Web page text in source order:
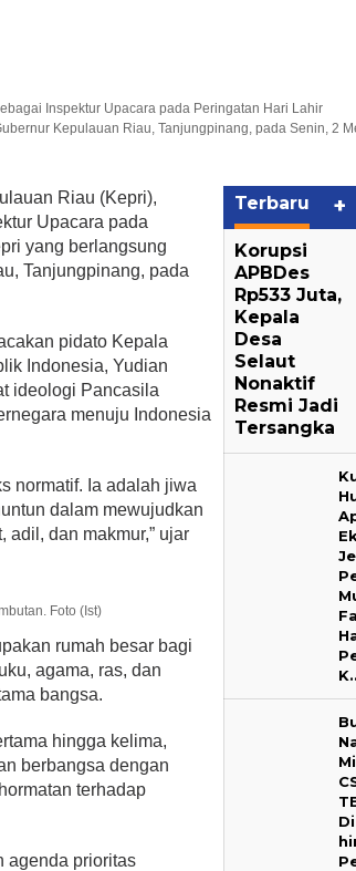
Inspektur Upacara pada Peringatan Hari Lahir
Kepulauan Riau, Tanjungpinang, pada Senin, 2
Riau (Kepri),
Upacara pada
yang berlangsung
Tanjungpinang, pada
pidato Kepala
Indonesia, Yudian
ideologi Pancasila
menuju Indonesia
normatif. Ia adalah jiwa
dalam mewujudkan
adil, dan makmur,” ujar
Foto (Ist)
rumah besar bagi
agama, ras, dan
bangsa.
hingga kelima,
berbangsa dengan
terhadap
agenda prioritas
Terbaru +
Korupsi
APBDes
Rp533 Juta,
Kepala
Desa
Selaut
Nonaktif
Resmi Jadi
Tersangka